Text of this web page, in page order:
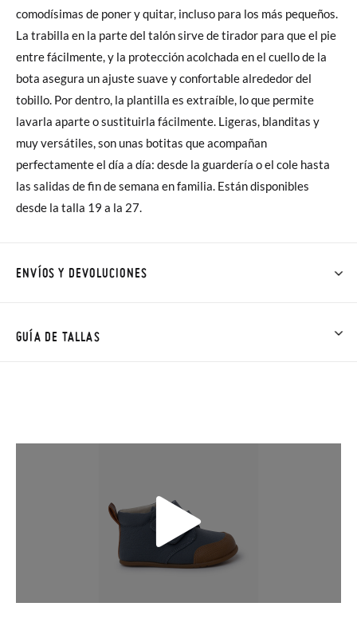
comodísimas de poner y quitar, incluso para los más pequeños.
La trabilla en la parte del talón sirve de tirador para que el pie
entre fácilmente, y la protección acolchada en el cuello de la
bota asegura un ajuste suave y confortable alrededor del
tobillo. Por dentro, la plantilla es extraíble, lo que permite
lavarla aparte o sustituirla fácilmente. Ligeras, blanditas y
muy versátiles, son unas botitas que acompañan
perfectamente el día a día: desde la guardería o el cole hasta
las salidas de fin de semana en familia. Están disponibles
desde la talla 19 a la 27.
ENVÍOS Y DEVOLUCIONES
Talla/Color también son GRATIS y puedes realizarlos hasta en
caso de que prefieras acelerar el envío, puedes por muy poco
Sólo en Pisamonas envíos y cambios gratis, sin importe
mínimo, sin preguntas. El precio final será el de los zapatos que
elijas, y si cuando te lleguen no te valen, sólo tienes que entrar
GUÍA DE TALLAS